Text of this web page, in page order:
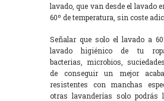
lavado, que van desde el lavado
60º de temperatura, sin coste
Señalar que solo el lavado a
lavado higiénico de tu
bacterias, microbios,
de conseguir un mejor
resistentes con manchas
otras lavanderías solo podrás